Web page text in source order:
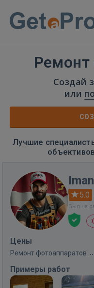
Ремонт
Создай
или
Лучшие
5.0
Был на
Цены
Ремонт фотоаппаратов
Примеры работ